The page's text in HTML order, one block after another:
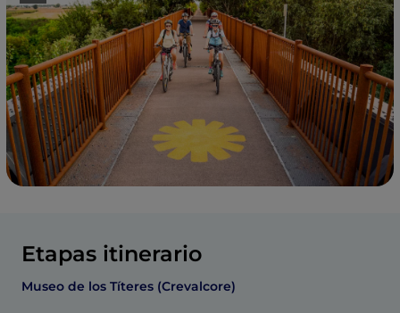
Etapas itinerario
Museo de los Títeres (Crevalcore)